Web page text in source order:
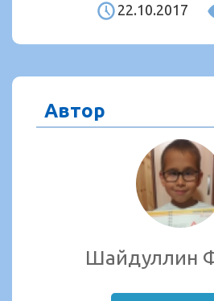
22.10.2017
Автор
Шайдуллин